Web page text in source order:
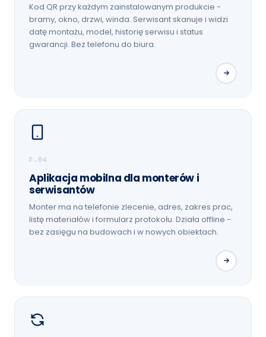
Kod QR przy każdym zainstalowanym produkcie -
bramy, okno, drzwi, winda. Serwisant skanuje i widzi
datę montażu, model, historię serwisu i status
gwarancji. Bez telefonu do biura.
F.04
Aplikacja mobilna dla monterów i
serwisantów
Monter ma na telefonie zlecenie, adres, zakres prac,
listę materiałów i formularz protokołu. Działa offline -
bez zasięgu na budowach i w nowych obiektach.